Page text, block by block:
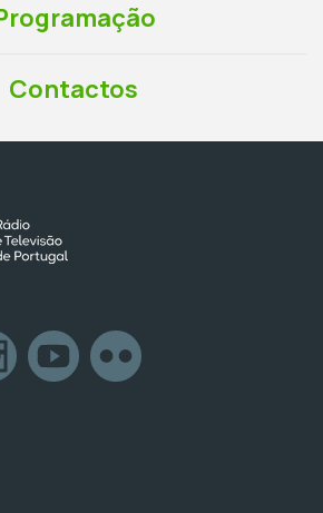
Contactos